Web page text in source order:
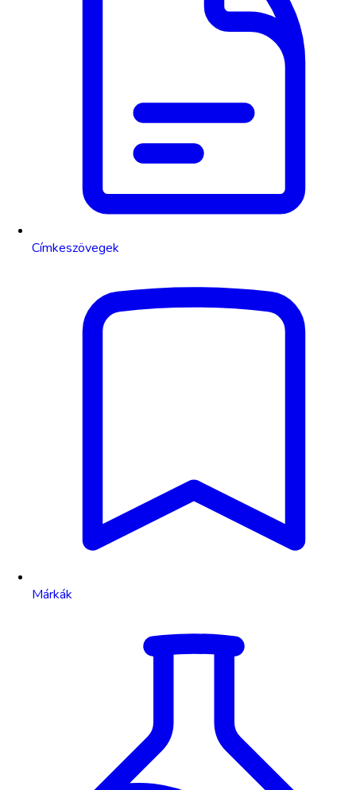
Címkeszövegek
Márkák